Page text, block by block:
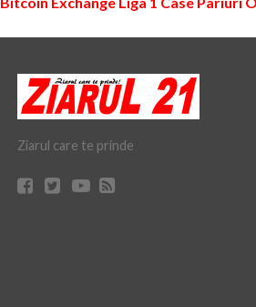
Ziarul care te prinde